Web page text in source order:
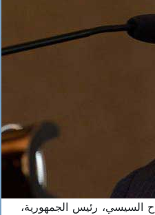
السيسي، رئيس الجمهورية،